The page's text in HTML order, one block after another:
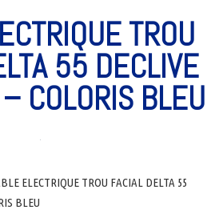
TROU
55 DECLIVE
COLORIS BLEU
ELECTRIQUE TROU FACIAL DELTA 55
BLEU